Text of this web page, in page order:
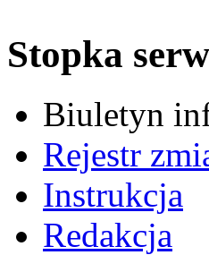
Stopka
Biuletyn
Rejestr
Instrukcja
Redakcja